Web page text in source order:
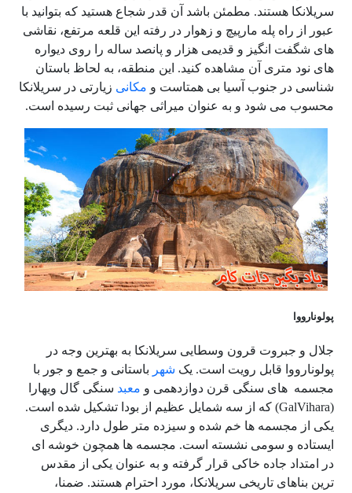
سریلانکا هستند. مطمئن باشد آن قدر شجاع هستید که بتوانید با
عبور از راه پله مارپیچ و زهوار در رفته این قلعه مرتفع، نقاشی
های شگفت انگیز و قدیمی هزار و پانصد ساله را روی دیواره
های نود متری آن مشاهده کنید. این منطقه، به لحاظ باستان
شناسی در جنوب آسیا بی همتاست و مکانی زیارتی در سریلانکا
محسوب می شود و به عنوان میراثی جهانی ثبت رسیده است.
پولونارووا
جلال و جبروت قرون وسطایی سریلانکا به بهترین وجه در
پولونارووا قابل رویت است. یک شهر باستانی و جمع و جور با
مجسمه های سنگی قرن دوازدهمی و معبد سنگی گال ویهارا
(GalVihara) که از سه شمایل عظیم از بودا تشکیل شده است.
یکی از مجسمه ها خم شده و سیزده متر طول دارد. دیگری
ایستاده و سومی نشسته است. مجسمه ها همچون خوشه ای
در امتداد جاده خاکی قرار گرفته و به عنوان یکی از مقدس
ترین بناهای تاریخی سریلانکا، مورد احترام هستند. ضمنا،